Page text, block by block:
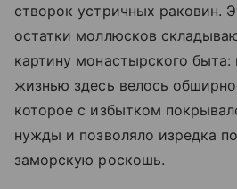
створок устричных раковин.
остатки моллюсков
картину монастырского быта:
жизнью здесь велось
которое с избытком
нужды и позволяло изредка
заморскую роскошь.